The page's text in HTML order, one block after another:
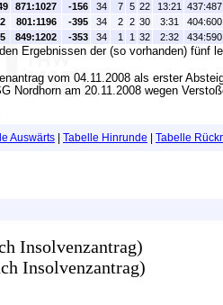
871:1027 -156 34 7 5 22 13:21
437:487
801:1196 -395 34 2 2 30 3:31
404:600
849:1202 -353 34 1 1 32 2:32 434:590
Ergebnissen der (so vorhanden) fünf
vom 04.11.2008 als erster
Nordhorn am 20.11.2008 wegen
Auswärts Tabelle Hinrunde Tabelle
Insolvenzantrag)
Insolvenzantrag)